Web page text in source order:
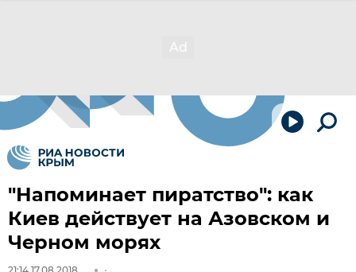
"Напоминает пиратство": как
Киев действует на Азовском и
Черном морях